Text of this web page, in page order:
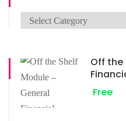
Categories
Off the
Free